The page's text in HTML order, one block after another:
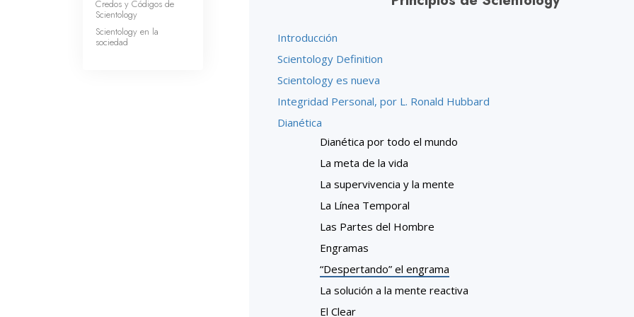
Introducción
Scientology Definition
Scientology es nueva
Integridad Personal, por L. Ronald Hubbard
Dianética
Dianética por todo el mundo
La meta de la vida
La supervivencia y la mente
La Línea Temporal
Las Partes del Hombre
Engramas
“Despertando” el engrama
La solución a la mente reactiva
El Clear
Credos y Códigos de
Scientology
Scientology en la
sociedad